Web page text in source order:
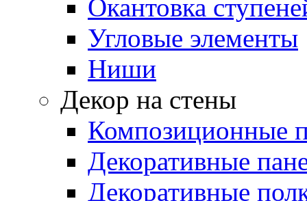
Окантовка
Угловые элементы
Ниши
Декор на стены
Композиционные
Декоративные
Декоративные